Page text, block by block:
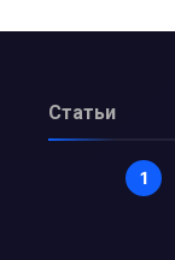
Статьи